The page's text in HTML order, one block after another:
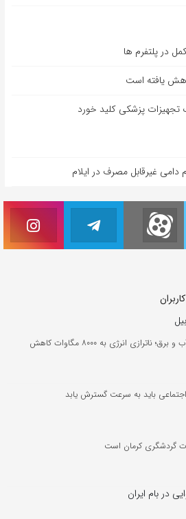
در پلتفرم ها
یافته است
تجهیزات پزشکی کلید خورد
اجرای ۱۰۰۰ پروژه آب و برق؛ ناترازی‌ انرژی به ۸۰۰۰ مگاوات کاهش
باید به سرعت گسترش یابد
گردشگری کرمان است
در بام ایران